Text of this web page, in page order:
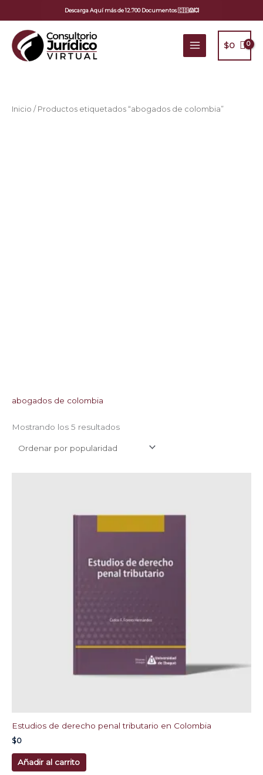
al
contenido
Descarga Aquí más de 12.700 Documentos 🇨🇴😱💥
$0
Inicio / Productos etiquetados “abogados de colombia”
abogados de colombia
Mostrando los 5 resultados
Ordenado
por
Estudios de derecho penal tributario en Colombia
$0
Añadir al carrito